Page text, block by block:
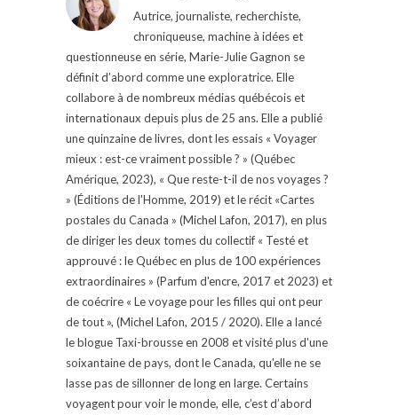
Autrice, journaliste, recherchiste,
chroniqueuse, machine à idées et
questionneuse en série, Marie-Julie Gagnon se
définit d’abord comme une exploratrice. Elle
collabore à de nombreux médias québécois et
internationaux depuis plus de 25 ans. Elle a publié
une quinzaine de livres, dont les essais « Voyager
mieux : est-ce vraiment possible ? » (Québec
Amérique, 2023), « Que reste-t-il de nos voyages ?
» (Éditions de l'Homme, 2019) et le récit «Cartes
postales du Canada » (Michel Lafon, 2017), en plus
de diriger les deux tomes du collectif « Testé et
approuvé : le Québec en plus de 100 expériences
extraordinaires » (Parfum d'encre, 2017 et 2023) et
de coécrire « Le voyage pour les filles qui ont peur
de tout », (Michel Lafon, 2015 / 2020). Elle a lancé
le blogue Taxi-brousse en 2008 et visité plus d'une
soixantaine de pays, dont le Canada, qu'elle ne se
lasse pas de sillonner de long en large. Certains
voyagent pour voir le monde, elle, c’est d’abord